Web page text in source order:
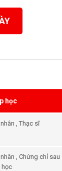
học
, Thạc sĩ
, Chứng chỉ sau
học